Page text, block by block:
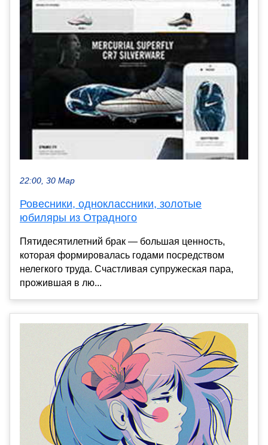
22:00, 30 Мар
Ровесники, одноклассники, золотые
юбиляры из Отрадного
Пятидесятилетний брак — большая ценность,
которая формировалась годами посредством
нелегкого труда. Счастливая супружеская пара,
прожившая в лю...